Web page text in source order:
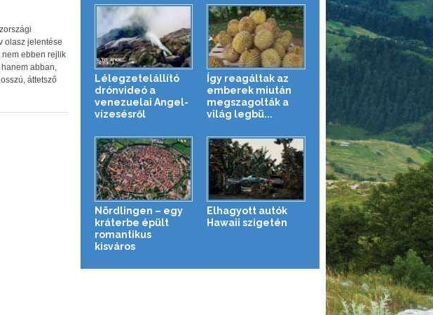
olasz jelentése
nem ebben rejlik
abban,
áttetsző
Lélegzetelállító
drónvideó a
venezuelai Angel-
vízesésről
Így reagáltak az
emberek miután
megszagolták a
világ legbü...
Nördlingen – egy
kráterbe épült
romantikus
kisváros
Elhagyott autók
Hawaii szigetén